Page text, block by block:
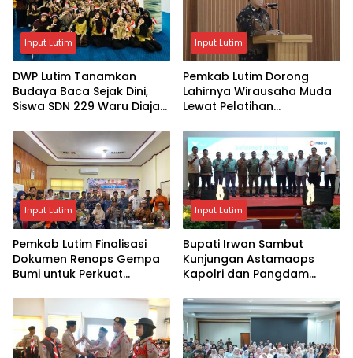
Input Lutim
DWP Lutim Tanamkan
Budaya Baca Sejak Dini,
Siswa SDN 229 Waru Diajak
Input Lutim
Pemkab Lutim Dorong
Lahirnya Wirausaha Muda
Lewat Pelatihan
Input Lutim
Pemkab Lutim Finalisasi
Dokumen Renops Gempa
Bumi untuk Perkuat
Input Lutim
Bupati Irwan Sambut
Kunjungan Astamaops
Kapolri dan Pangdam
Timur